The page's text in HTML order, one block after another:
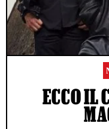
ECCO IL